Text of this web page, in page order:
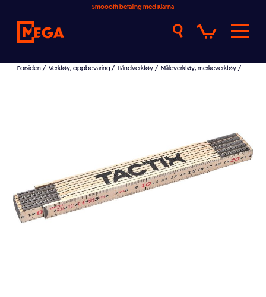
Smoooth betaling med Klarna
Forsiden / Verktøy, oppbevaring / Håndverktøy / Måleverktøy, merkeverktøy /